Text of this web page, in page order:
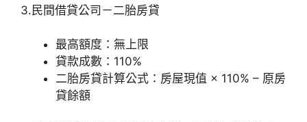
3.民間借貸公司－二胎房貸
最高額度：無上限
貸款成數：110%
二胎房貸計算公式：房屋現值 × 110% – 原房
貸餘額